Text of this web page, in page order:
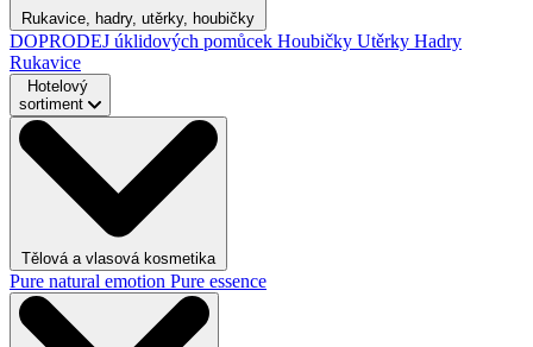
Rukavice, hadry, utěrky, houbičky
DOPRODEJ úklidových pomůcek Houbičky Utěrky Hadry
Rukavice
Hotelový
sortiment
Tělová a vlasová kosmetika
Pure natural emotion Pure essence